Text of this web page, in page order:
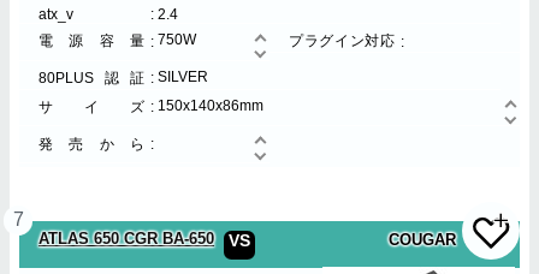
atx_v
2.4
電源容量
750W プラグイン対応
80PLUS認証
SILVER
サイズ
150x140x86mm
発売から
7
ATLAS 650 CGR BA-650 VS COUGAR